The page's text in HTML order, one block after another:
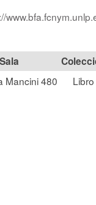
Sala
Mancini 480 Libro